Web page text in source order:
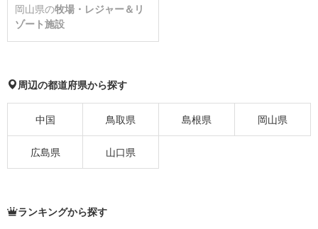
岡山県の牧場・レジャー＆リ
ゾート施設
周辺の都道府県から探す
中国 鳥取県 島根県 岡山県
広島県 山口県
ランキングから探す